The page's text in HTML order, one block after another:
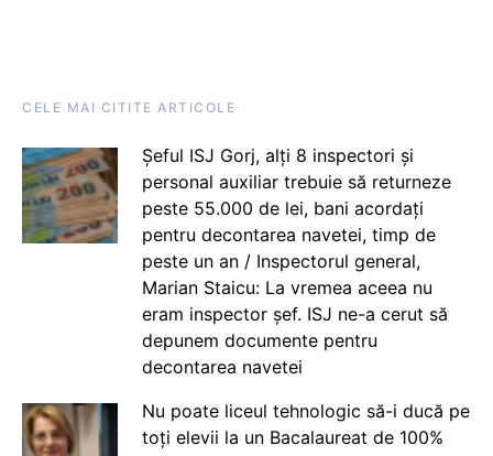
CELE MAI CITITE ARTICOLE
Șeful ISJ Gorj, alți 8 inspectori și
personal auxiliar trebuie să returneze
peste 55.000 de lei, bani acordați
pentru decontarea navetei, timp de
peste un an / Inspectorul general,
Marian Staicu: La vremea aceea nu
eram inspector șef. ISJ ne-a cerut să
depunem documente pentru
decontarea navetei
Nu poate liceul tehnologic să-i ducă pe
toți elevii la un Bacalaureat de 100%